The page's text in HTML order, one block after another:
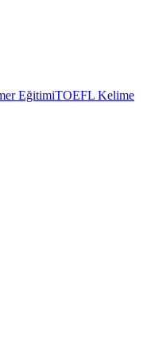
EğitimiTOEFL Kelime